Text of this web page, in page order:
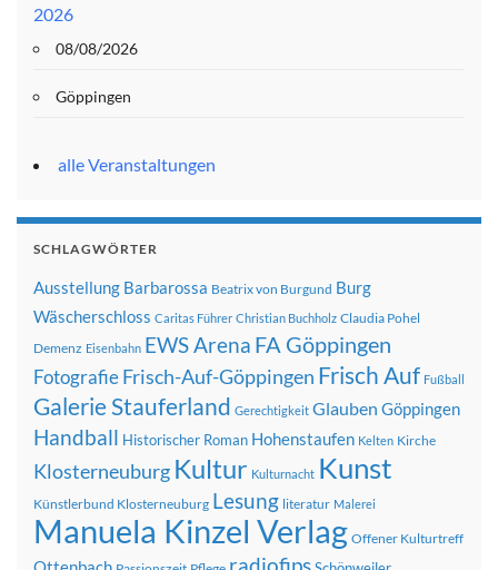
2026
08/08/2026
Göppingen
alle Veranstaltungen
SCHLAGWÖRTER
Ausstellung Barbarossa Beatrix von Burgund Burg
Wäscherschloss Caritas Führer Christian Buchholz Claudia Pohel
Demenz Eisenbahn EWS Arena FA Göppingen
FotografieFrisch-Auf-Göppingen Frisch Auf Fußball
Galerie Stauferland Gerechtigkeit Glauben Göppingen
Handball Historischer Roman Hohenstaufen Kelten Kirche
Klosterneuburg Kultur Kulturnacht Kunst
Künstlerbund Klosterneuburg Lesung literatur Malerei
Manuela Kinzel Verlag Offener Kulturtreff